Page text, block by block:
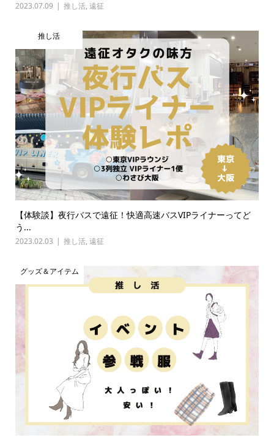
2023.07.09 推し活, 遠征
推し活
【体験談】夜行バスで遠征！快適高速バスVIPライナーってど
う...
2023.02.03 推し活, 遠征
グッズ＆アイテム